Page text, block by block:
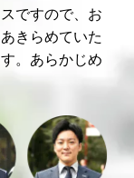
ですので、お
きらめていた
。あらかじめ